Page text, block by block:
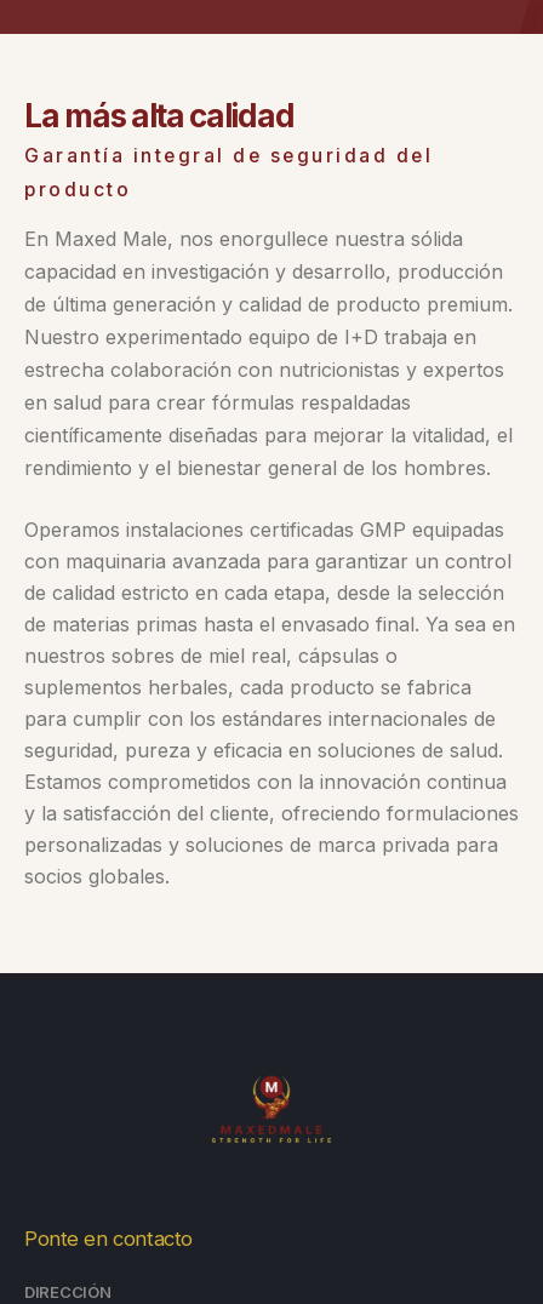
La más alta calidad
Garantía integral de seguridad del
producto
En Maxed Male, nos enorgullece nuestra sólida
capacidad en investigación y desarrollo, producción
de última generación y calidad de producto premium.
Nuestro experimentado equipo de I+D trabaja en
estrecha colaboración con nutricionistas y expertos
en salud para crear fórmulas respaldadas
científicamente diseñadas para mejorar la vitalidad, el
rendimiento y el bienestar general de los hombres.
Operamos instalaciones certificadas GMP equipadas
con maquinaria avanzada para garantizar un control
de calidad estricto en cada etapa, desde la selección
de materias primas hasta el envasado final. Ya sea en
nuestros sobres de miel real, cápsulas o
suplementos herbales, cada producto se fabrica
para cumplir con los estándares internacionales de
seguridad, pureza y eficacia en soluciones de salud.
Estamos comprometidos con la innovación continua
y la satisfacción del cliente, ofreciendo formulaciones
personalizadas y soluciones de marca privada para
socios globales.
Ponte en contacto
DIRECCIÓN